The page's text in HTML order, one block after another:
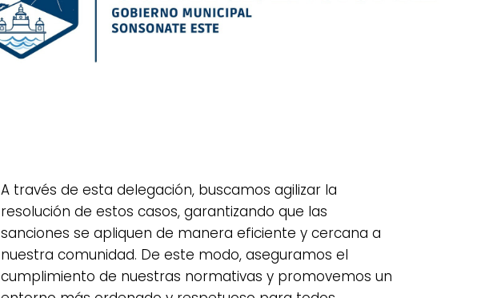
A través de esta delegación, buscamos agilizar la
resolución de estos casos, garantizando que las
sanciones se apliquen de manera eficiente y cercana a
nuestra comunidad. De este modo, aseguramos el
cumplimiento de nuestras normativas y promovemos un